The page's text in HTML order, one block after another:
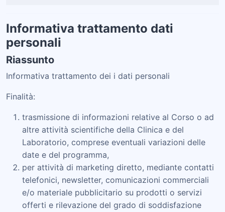
Informativa trattamento dati
personali
Riassunto
Informativa trattamento dei i dati personali
Finalità:
trasmissione di informazioni relative al Corso o ad
altre attività scientifiche della Clinica e del
Laboratorio, comprese eventuali variazioni delle
date e del programma,
per attività di marketing diretto, mediante contatti
telefonici, newsletter, comunicazioni commerciali
e/o materiale pubblicitario su prodotti o servizi
offerti e rilevazione del grado di soddisfazione